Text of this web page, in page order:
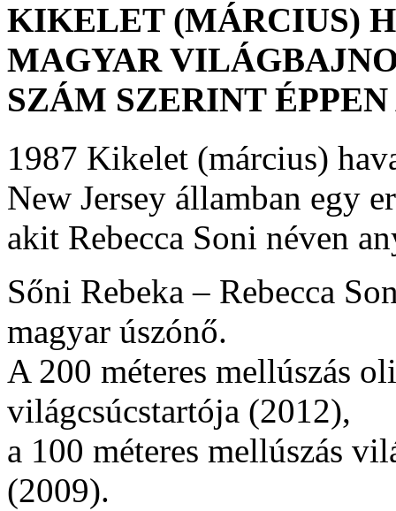
KIKELET (MÁRCIUS)
MAGYAR
SZÁM SZERINT
1987 Kikelet (március)
New Jersey államban egy
akit Rebecca Soni néven
Sőni Rebeka – Rebecca
magyar úszónő.
A 200 méteres mellúszás
világcsúcstartója (2012),
a 100 méteres mellúszás
(2009).